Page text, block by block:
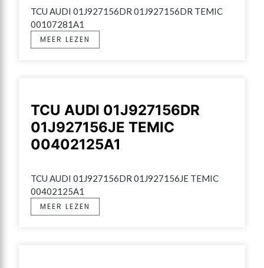
TCU AUDI 01J927156DR 01J927156DR TEMIC
00107281A1
MEER LEZEN
TCU AUDI 01J927156DR
01J927156JE TEMIC
00402125A1
TCU AUDI 01J927156DR 01J927156JE TEMIC
00402125A1
MEER LEZEN